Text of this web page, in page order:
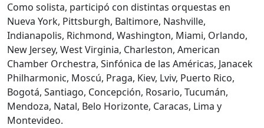
Como solista, participó con distintas orquestas en
Nueva York, Pittsburgh, Baltimore, Nashville,
Indianapolis, Richmond, Washington, Miami, Orlando,
New Jersey, West Virginia, Charleston, American
Chamber Orchestra, Sinfónica de las Américas, Janacek
Philharmonic, Moscú, Praga, Kiev, Lviv, Puerto Rico,
Bogotá, Santiago, Concepción, Rosario, Tucumán,
Mendoza, Natal, Belo Horizonte, Caracas, Lima y
Montevideo.